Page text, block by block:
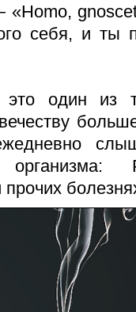
gnoscete
себя, и ты
один из